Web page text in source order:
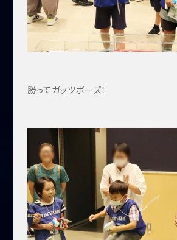
勝ってガッツポーズ！